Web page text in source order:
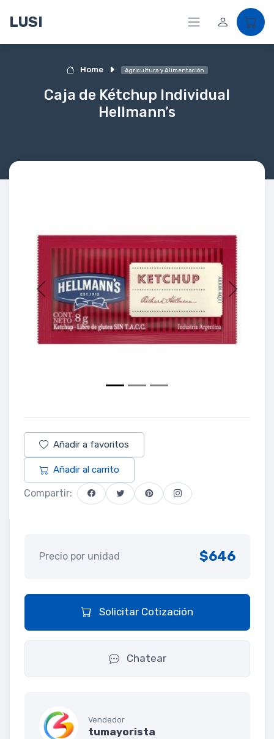
LUSI
Home Agricultura y Alimentación
Caja de Kétchup Individual
Hellmann’s
Previous Next
Añadir a favoritos
Añadir al carrito
Compartir:
Precio por unidad $646
Solicitar Cotización
Chatear
Vendedor
tumayorista